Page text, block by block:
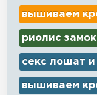
вышиваем
риолис
секс лошат и
вышиваем